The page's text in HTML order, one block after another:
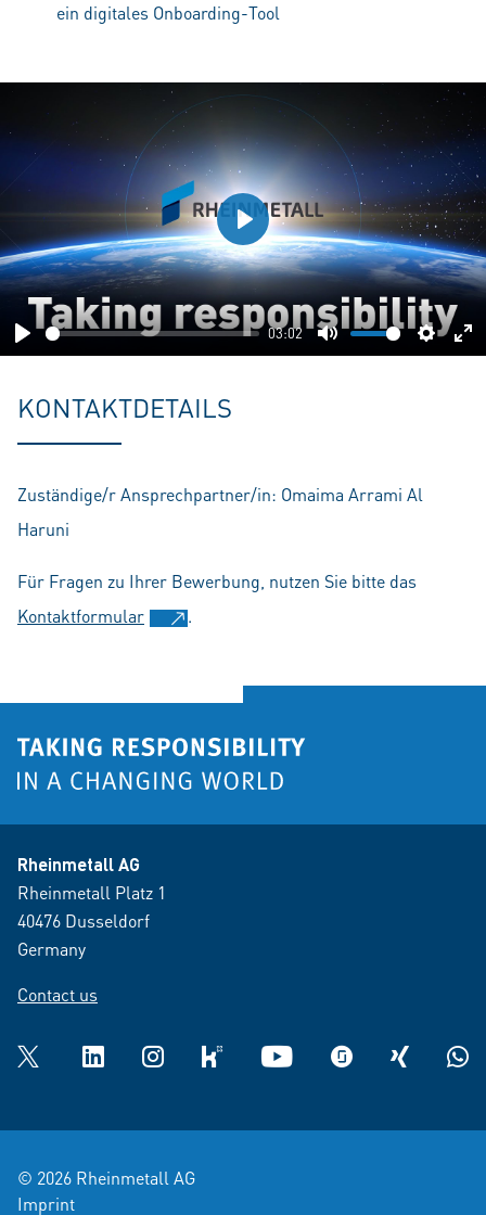
ein digitales Onboarding-Tool
Play
03:02
Mute
Play
KONTAKTDETAILS
Zuständige/r Ansprechpartner/in: Omaima Arrami Al
Haruni
Für Fragen zu Ihrer Bewerbung, nutzen Sie bitte das
Kontaktformular
.
Rheinmetall AG
Rheinmetall Platz 1
40476 Dusseldorf
Germany
Contact us
Twitter LinkedInInstagramkununu YouTube glassdoorXING
© 2026 Rheinmetall AG
Imprint